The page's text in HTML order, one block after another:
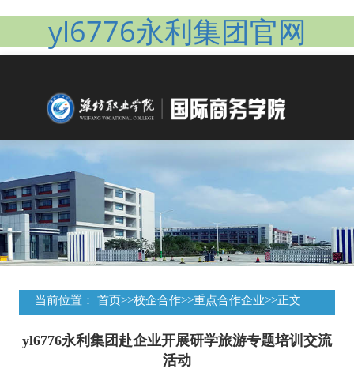
yl6776永利集团官网
当前位置： 首页>>校企合作>>重点合作企业>>正文
yl6776永利集团赴企业开展研学旅游专题培训交流
活动